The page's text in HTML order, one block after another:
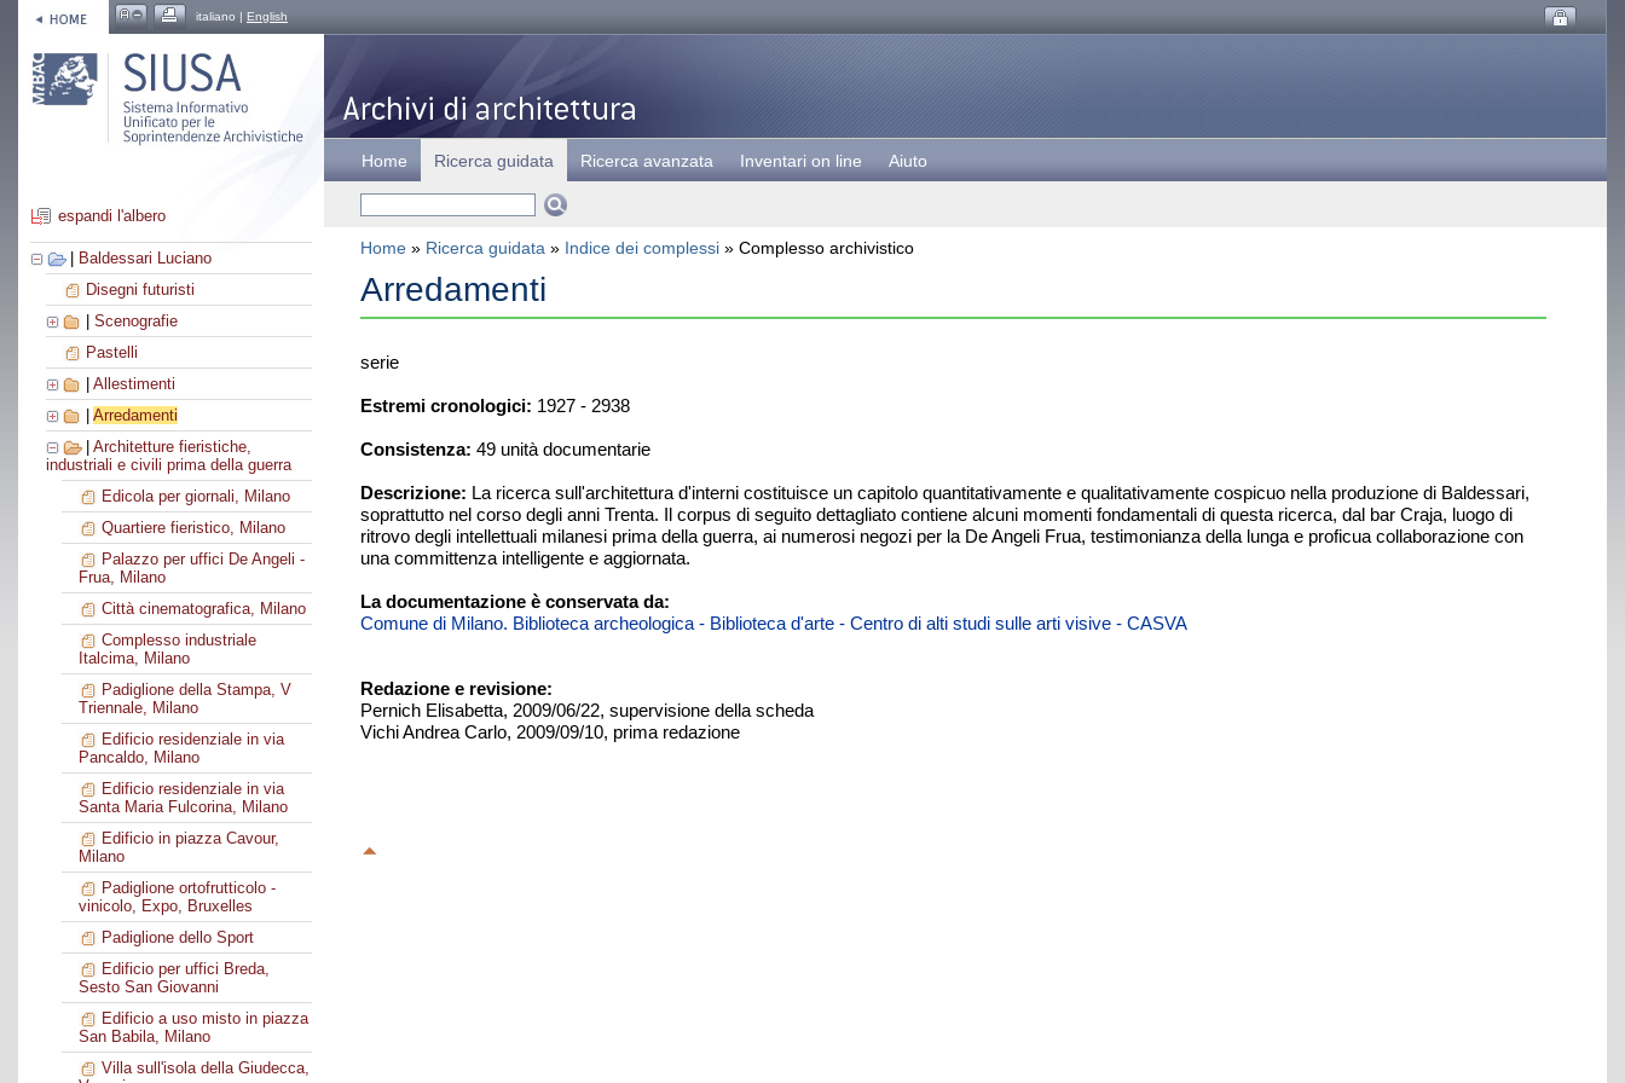
italiano | English
espandi l'albero
Baldessari Luciano
Disegni futuristi
Scenografie
Pastelli
Allestimenti
Arredamenti
Architetture fieristiche,
industriali e civili prima della guerra
Edicola per giornali, Milano
Quartiere fieristico, Milano
Palazzo per uffici De Angeli -
Frua, Milano
Città cinematografica, Milano
Complesso industriale
Italcima, Milano
Padiglione della Stampa, V
Triennale, Milano
Edificio residenziale in via
Pancaldo, Milano
Edificio residenziale in via
Santa Maria Fulcorina, Milano
Edificio in piazza Cavour,
Milano
Padiglione ortofrutticolo -
vinicolo, Expo, Bruxelles
Padiglione dello Sport
Edificio per uffici Breda,
Sesto San Giovanni
Edificio a uso misto in piazza
San Babila, Milano
Villa sull'isola della Giudecca,
Home Ricerca guidata Ricerca avanzata Inventari on line Aiuto
Home » Ricerca guidata » Indice dei complessi » Complesso archivistico
Arredamenti
serie
Estremi cronologici: 1927 - 2938
Consistenza: 49 unità documentarie
Descrizione: La ricerca sull'architettura d'interni costituisce un capitolo quantitativamente e qualitativamente cospicuo nella produzione di Baldessari,
soprattutto nel corso degli anni Trenta. Il corpus di seguito dettagliato contiene alcuni momenti fondamentali di questa ricerca, dal bar Craja, luogo di
ritrovo degli intellettuali milanesi prima della guerra, ai numerosi negozi per la De Angeli Frua, testimonianza della lunga e proficua collaborazione con
una committenza intelligente e aggiornata.
La documentazione è conservata da:
Comune di Milano. Biblioteca archeologica - Biblioteca d'arte - Centro di alti studi sulle arti visive - CASVA
Redazione e revisione:
Pernich Elisabetta, 2009/06/22, supervisione della scheda
Vichi Andrea Carlo, 2009/09/10, prima redazione